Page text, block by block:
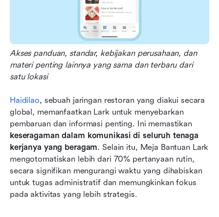
Akses panduan, standar, kebijakan perusahaan, dan
materi penting lainnya yang sama dan terbaru dari
satu lokasi
Haidilao, sebuah jaringan restoran yang diakui secara
global, memanfaatkan Lark untuk menyebarkan
keseragaman dalam komunikasi di seluruh tenaga
kerjanya yang beragam. Selain itu, Meja Bantuan Lark
mengotomatiskan lebih dari 70% pertanyaan rutin,
secara signifikan mengurangi waktu yang dihabiskan
untuk tugas administratif dan memungkinkan fokus
pada aktivitas yang lebih strategis.